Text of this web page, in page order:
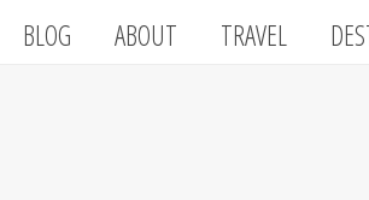
BLOG ABOUT TRAVEL